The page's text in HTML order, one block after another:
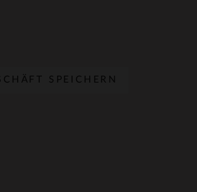
SPEICHERN